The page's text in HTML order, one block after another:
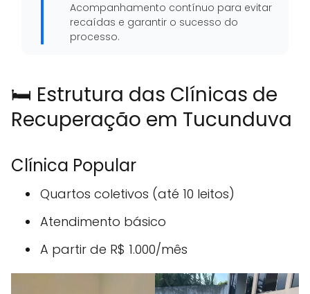
Acompanhamento contínuo para evitar
recaídas e garantir o sucesso do
processo.
🛏️ Estrutura das Clínicas de
Recuperação em Tucunduva
Clínica Popular
Quartos coletivos (até 10 leitos)
Atendimento básico
A partir de R$ 1.000/mês